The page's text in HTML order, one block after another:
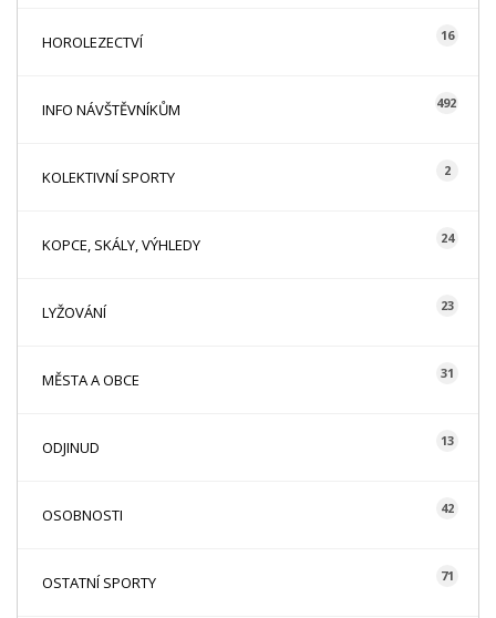
HOROLEZECTVÍ 16
INFO NÁVŠTĚVNÍKŮM 492
KOLEKTIVNÍ SPORTY 2
KOPCE, SKÁLY, VÝHLEDY 24
LYŽOVÁNÍ 23
MĚSTA A OBCE 31
ODJINUD 13
OSOBNOSTI 42
OSTATNÍ SPORTY 71